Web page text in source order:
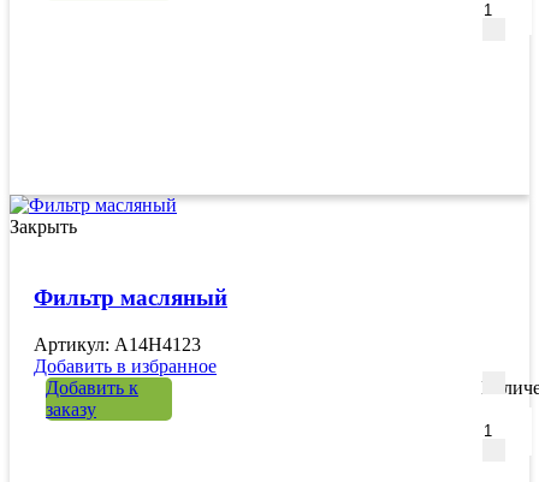
Закрыть
Фильтр масляный
Артикул: A14H4123
Добавить в избранное
Добавить к
заказу